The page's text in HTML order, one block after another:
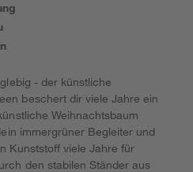
- der künstliche
beschert dir viele Jahre ein
Weihnachtsbaum
immergrüner Begleiter und
Kunststoff viele Jahre für
den stabilen Ständer aus